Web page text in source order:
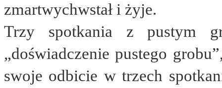
zmartwychwstał i żyje.
Trzy spotkania z pustym
„doświadczenie pustego
swoje odbicie w trzech